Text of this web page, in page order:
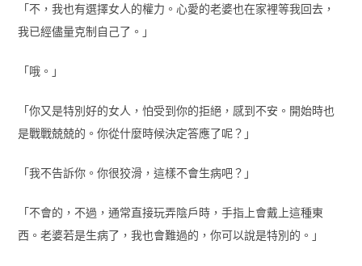
「不，我也有選擇女人的權力。心愛的老婆也在家裡等我回去，
我已經儘量克制自己了。」
「哦。」
「你又是特別好的女人，怕受到你的拒絕，感到不安。開始時也
是戰戰兢兢的。你從什麼時候決定答應了呢？」
「我不告訴你。你很狡滑，這樣不會生病吧？」
「不會的，不過，通常直接玩弄陰戶時，手指上會戴上這種東
西。老婆若是生病了，我也會難過的，你可以說是特別的。」